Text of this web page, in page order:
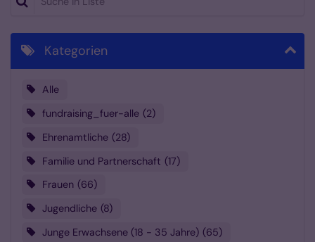
Kategorien
Alle
fundraising_fuer-alle 2
Ehrenamtliche 28
Familie und Partnerschaft 17
Frauen
66
Jugendliche 8
Junge Erwachsene (18 - 35 Jahre) 65